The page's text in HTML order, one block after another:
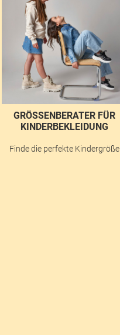
GRÖSSENBERATER FÜR K
INDERBEKLEIDUNG
Finde die perfekte Kindergröße